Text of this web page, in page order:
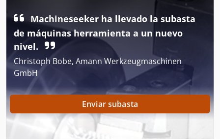
Machineseeker ha llevado la subasta
de máquinas herramienta a un nuevo
nivel.
Christoph Bobe, Amann Werkzeugmaschinen
GmbH
Enviar subasta